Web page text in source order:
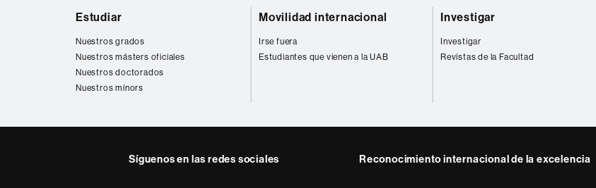
Estudiar
Nuestros grados
Nuestros másters oficiales
Nuestros doctorados
Nuestros mínors
Movilidad internacional
Irse fuera
Estudiantes que vienen a la UAB
Investigar
Investigar
Revistas de la Facultad
Síguenos en las redes sociales Reconocimiento internacional de la excelencia